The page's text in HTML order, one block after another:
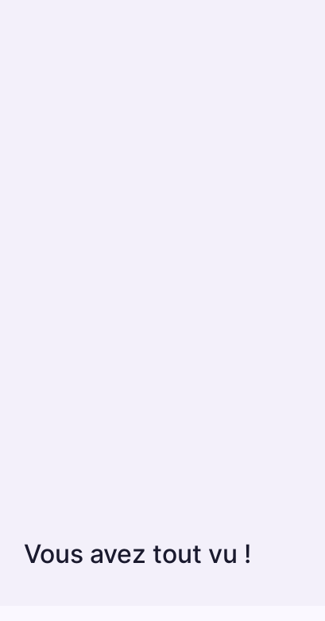
Vous avez tout vu !